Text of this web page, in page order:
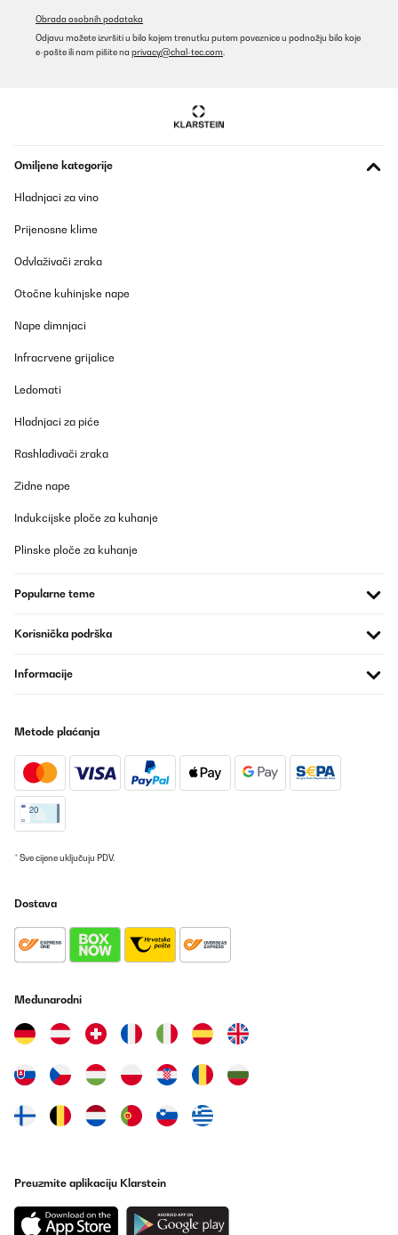
Obrada osobnih podataka
Odjavu možete izvršiti u bilo kojem trenutku putem poveznice u podnožju bilo koje
e-pošte ili nam pišite na privacy@chal-tec.com
Omiljene kategorije
Hladnjaci za vino
Prijenosne klime
Odvlaživači zraka
Otočne kuhinjske nape
Nape dimnjaci
Infracrvene grijalice
Ledomati
Hladnjaci za piće
Rashlađivači zraka
Zidne nape
Indukcijske ploče za kuhanje
Plinske ploče za kuhanje
Popularne teme
Korisnička podrška
Informacije
Metode plaćanja
* Sve cijene uključuju PDV.
Dostava
Međunarodni
Preuzmite aplikaciju Klarstein